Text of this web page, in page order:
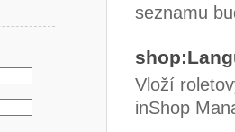
seznamu
Vloží
inShop